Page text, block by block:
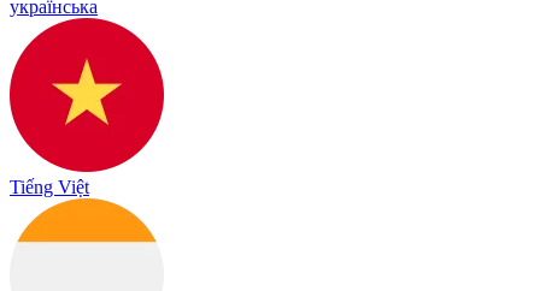
українська
Tiếng Việt